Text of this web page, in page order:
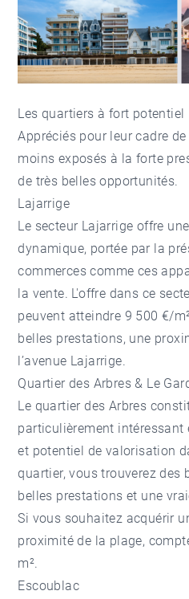
Les quartiers à fort potentiel
Appréciés pour leur cadre
moins exposés à la forte
de très belles opportunités.
Lajarrige
Le secteur Lajarrige offre
dynamique, portée par la
commerces comme ces
la vente. L'offre dans ce
peuvent atteindre 9 500 €/
belles prestations, une
l’avenue Lajarrige.
Quartier des Arbres & Le
Le quartier des Arbres
particulièrement
et potentiel de valorisation
quartier, vous trouverezdes
belles prestations et une
Si vous souhaitez acquérir
proximité de la plage,
m².
Escoublac